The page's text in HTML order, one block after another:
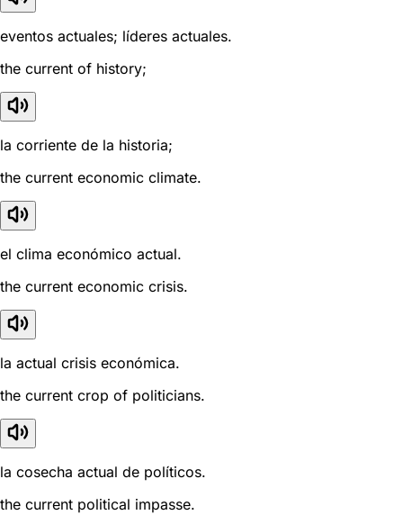
eventos actuales; líderes actuales.
the current of history;
la corriente de la historia;
the current economic climate.
el clima económico actual.
the current economic crisis.
la actual crisis económica.
the current crop of politicians.
la cosecha actual de políticos.
the current political impasse.